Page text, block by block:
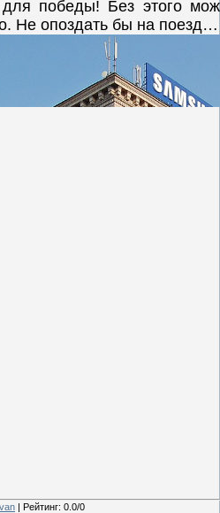
победы! Без этого
Не опоздать бы на поезд…
| Рейтинг: 0.0/0